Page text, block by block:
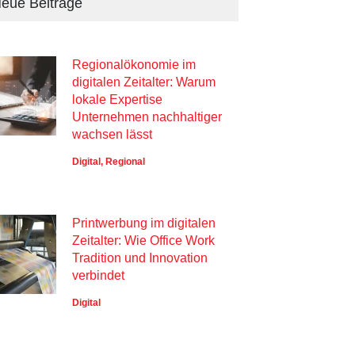
Regionalökonomie im
digitalen Zeitalter: Warum
lokale Expertise
Unternehmen nachhaltiger
wachsen lässt
Digital , Regional
Printwerbung im digitalen
Zeitalter: Wie Office Work
Tradition und Innovation
verbindet
Digital